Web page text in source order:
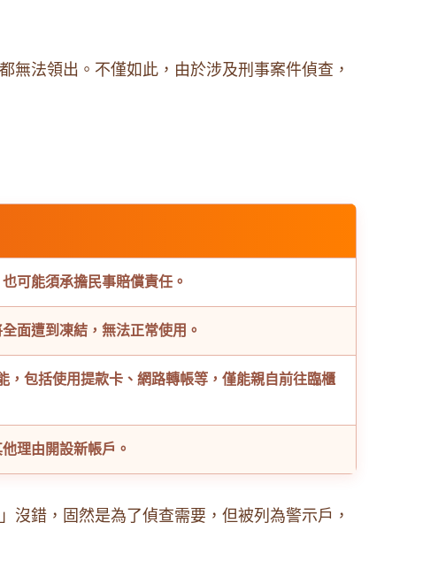
無法領出。不僅如此，由於涉及刑事案件偵查，
可能須承擔民事賠償責任。
面遭到凍結，無法正常使用。
，包括使用提款卡、網路轉帳等，僅能親自前往臨櫃
理由開設新帳戶。
錯，固然是為了偵查需要，但被列為警示戶，